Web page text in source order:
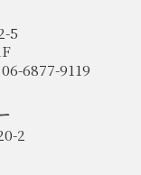
5
6877-9119
2